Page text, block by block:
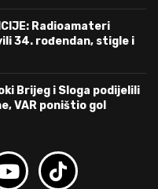
Radioamateri
34. rođendan, stigle i
Brijeg i Sloga podijelili
VAR poništio gol